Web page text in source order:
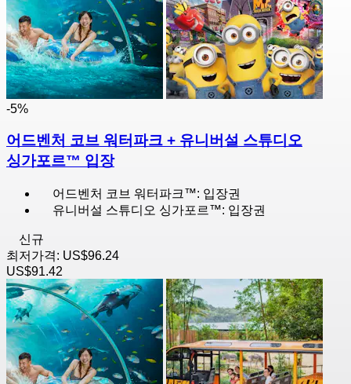
-5%
어드벤처 코브 워터파크 + 유니버설 스튜디오
싱가포르™ 입장
어드벤처 코브 워터파크™: 입장권
유니버설 스튜디오 싱가포르™: 입장권
신규
최저가격: US$96.24
US$91.42